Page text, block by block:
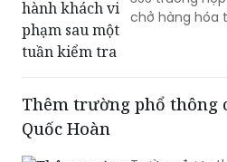
Thêm trường phổ thông
Trường được
các thủ tục